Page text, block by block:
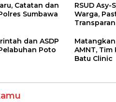
Catatan dan
Sumbawa
RSUD Asy-
Warga,
Transparan
dan ASDP
Poto
Matangkan
AMNT, Tim
Batu Clinic